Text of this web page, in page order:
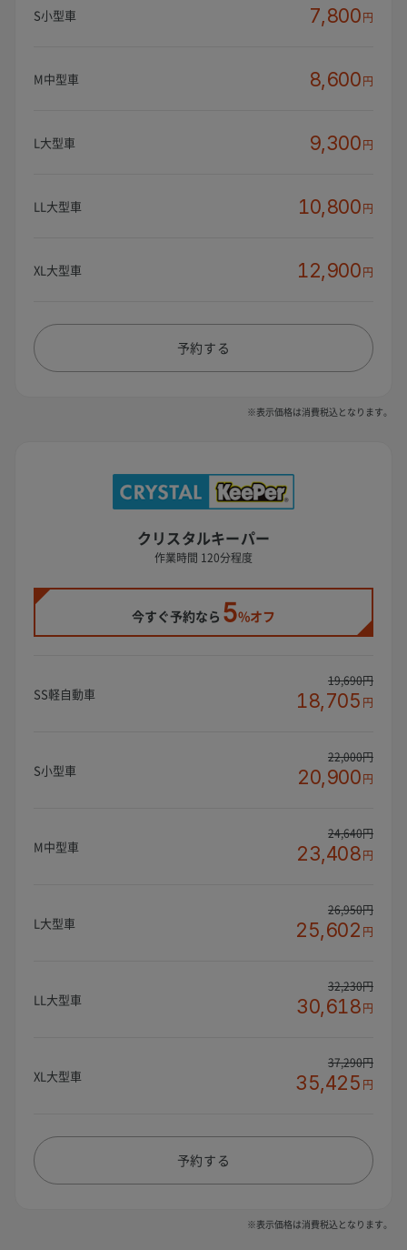
S小型車 7,800円
M中型車 8,600円
L大型車 9,300円
LL大型車 10,800円
XL大型車 12,900円
予約する
※表示価格は消費税込となります。
クリスタルキーパー
作業時間 120分程度
今すぐ予約なら 5%オフ
SS軽自動車
19,690円
18,705 円
S小型車
22,000円
20,900円
M中型車
24,640円
23,408円
L大型車
26,950円
25,602 円
LL大型車
32,230円
30,618円
XL大型車
37,290円
35,425 円
予約する
※表示価格は消費税込となります。